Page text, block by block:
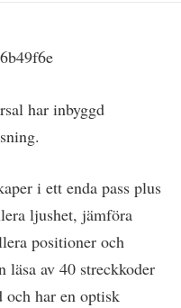
har inbyggd
i ett enda pass plus
ljushet, jämföra
positioner och
läsa av 40 streckkoder
och har en optisk